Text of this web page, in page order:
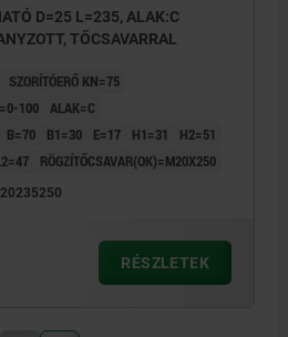
D=25 L=235, ALAK:C
TŐCSAVARRAL
SZORÍTÓERŐ KN=75
100 ALAK=C
B=70 B1=30 E=17 H1=31
H2=51
RÖGZÍTŐCSAVAR(OK)=M20X250
RÉSZLETEK